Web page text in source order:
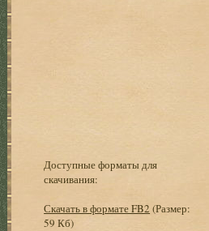
Доступные форматы для
скачивания:
Скачать в формате FB2 (Размер:
59 Кб)